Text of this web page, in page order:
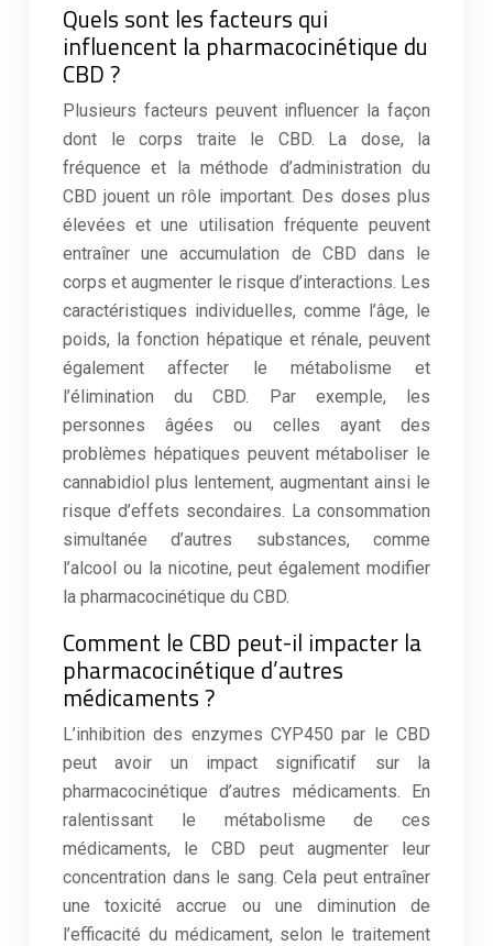
Quels sont les facteurs qui
influencent la pharmacocinétique du
CBD ?
Plusieurs facteurs peuvent influencer la façon
dont le corps traite le CBD. La dose, la
fréquence et la méthode d’administration du
CBD jouent un rôle important. Des doses plus
élevées et une utilisation fréquente peuvent
entraîner une accumulation de CBD dans le
corps et augmenter le risque d’interactions. Les
caractéristiques individuelles, comme l’âge, le
poids, la fonction hépatique et rénale, peuvent
également affecter le métabolisme et
l’élimination du CBD. Par exemple, les
personnes âgées ou celles ayant des
problèmes hépatiques peuvent métaboliser le
cannabidiol plus lentement, augmentant ainsi le
risque d’effets secondaires. La consommation
simultanée d’autres substances, comme
l’alcool ou la nicotine, peut également modifier
la pharmacocinétique du CBD.
Comment le CBD peut-il impacter la
pharmacocinétique d’autres
médicaments ?
L’inhibition des enzymes CYP450 par le CBD
peut avoir un impact significatif sur la
pharmacocinétique d’autres médicaments. En
ralentissant le métabolisme de ces
médicaments, le CBD peut augmenter leur
concentration dans le sang. Cela peut entraîner
une toxicité accrue ou une diminution de
l’efficacité du médicament, selon le traitement